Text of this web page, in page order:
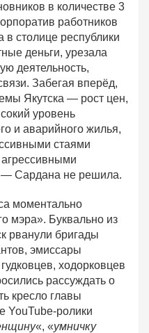
в количестве 3
работников
в столице республики
деньги, урезала
деятельность,
Забегая вперёд,
Якутска — рост цен,
уровень
и аварийного жилья,
стаями
— Сардана не решила.
моментально
мэра». Буквально из
рванули бригады
эмиссары
ходорковцев
рассуждать о
кресло главы
YouTube-ролики
«, «умничку